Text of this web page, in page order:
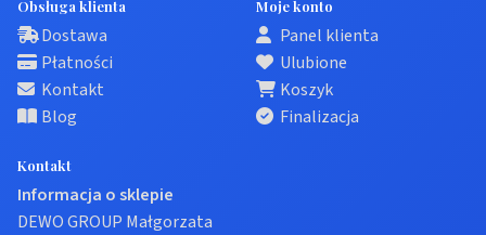
Obsługa klienta
Dostawa
Płatności
Kontakt
Blog
Moje konto
Panel klienta
Ulubione
Koszyk
Finalizacja
Kontakt
Informacja o sklepie
DEWO GROUP Małgorzata